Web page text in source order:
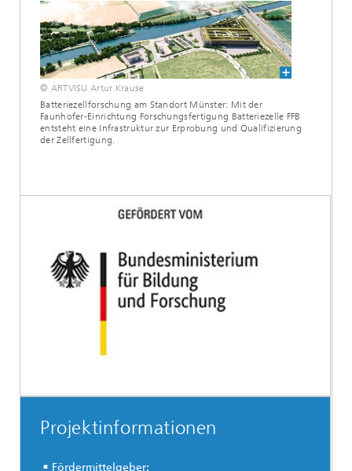
© ARTVISU Artur Krause
Batteriezellforschung am Standort Münster: Mit der
Faunhofer-Einrichtung Forschungsfertigung Batteriezelle FFB
entsteht eine Infrastruktur zur Erprobung und Qualifizierung
der Zellfertigung.
Projektinformationen
Fördermittelgeber: